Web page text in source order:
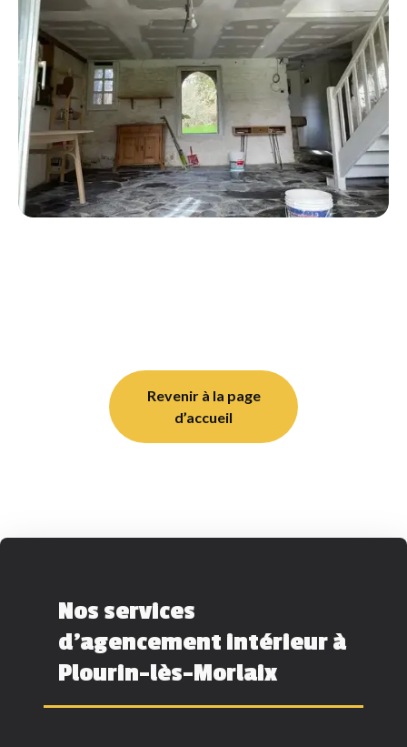
Revenir à la page
d’accueil
Nos services
d'agencement intérieur à
Plourin-lès-Morlaix